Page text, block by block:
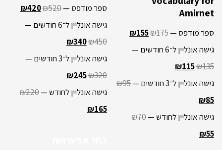
Amirnet
ספר מודפס — ₪175
₪155
גישה אונליין ל־6 חודשים —
₪135
₪115
גישה אונליין ל־3 חודשים —
₪95
₪85
גישה אונליין לחודש —
₪70
₪55
ספר מודפס — ₪520
₪420
גישה אונליין ל־6 חודשים —
₪450
₪340
גישה אונליין ל־3 חודשים —
₪320
₪245
גישה אונליין לחודש —
₪220
₪165